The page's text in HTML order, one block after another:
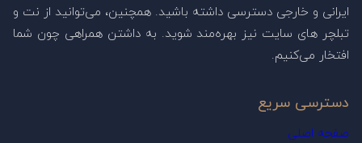
ایرانی و خارجی دسترسی داشته باشید. همچنین، می‌توانید از نت و
تبلچر های سایت نیز بهره‌مند شوید. به داشتن همراهی چون شما
افتخار می‌کنیم.
دسترسی سریع
صفحه اصلی